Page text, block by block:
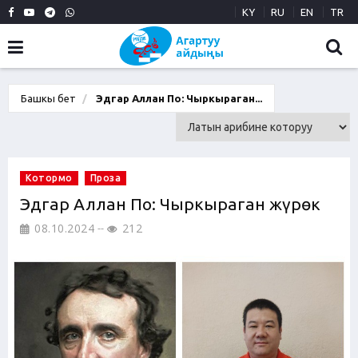
KY RU EN TR
Башкы бет Эдгар Аллан По: Чыркыраган...
Котормо Проза
Эдгар Аллан По: Чыркыраган жүрөк
08.10.2024 212